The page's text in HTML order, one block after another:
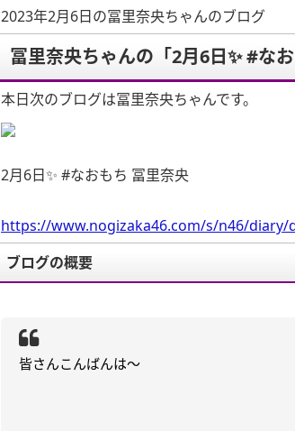
2023年2月6日の冨里奈央ちゃんのブログ
冨里奈央ちゃんの「2月6日✨ #なお
本日次のブログは冨里奈央ちゃんです。
2月6日✨ #なおもち 冨里奈央
https://www.nogizaka46.com/s/n46/diary/
ブログの概要
皆さんこんばんは～